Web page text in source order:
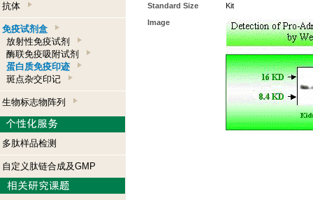
抗体
免疫试剂盒
放射性免疫试剂
酶联免疫吸附试剂
蛋白质免疫印迹
斑点杂交印记
生物标志物阵列
多肽样品检测
自定义肽链合成及GMP
Standard Size
Kit
Image